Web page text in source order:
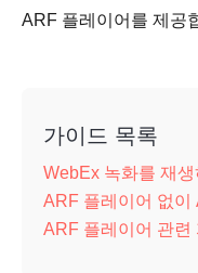
ARF 플레이어를 제공
가이드 목록
WebEx 녹화를 재
ARF 플레이어 없이
ARF 플레이어 관련